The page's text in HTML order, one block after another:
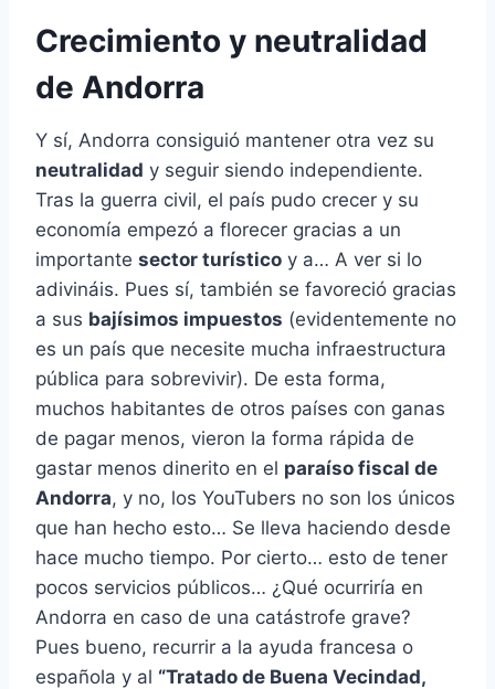
Crecimiento y neutralidad
de Andorra
Y sí, Andorra consiguió mantener otra vez su
neutralidad y seguir siendo independiente.
Tras la guerra civil, el país pudo crecer y su
economía empezó a florecer gracias a un
importante sector turístico y a… A ver si lo
adivináis. Pues sí, también se favoreció gracias
a sus bajísimos impuestos (evidentemente no
es un país que necesite mucha infraestructura
pública para sobrevivir). De esta forma,
muchos habitantes de otros países con ganas
de pagar menos, vieron la forma rápida de
gastar menos dinerito en el paraíso fiscal de
Andorra, y no, los YouTubers no son los únicos
que han hecho esto… Se lleva haciendo desde
hace mucho tiempo. Por cierto… esto de tener
pocos servicios públicos… ¿Qué ocurriría en
Andorra en caso de una catástrofe grave?
Pues bueno, recurrir a la ayuda francesa o
española y al “Tratado de Buena Vecindad,